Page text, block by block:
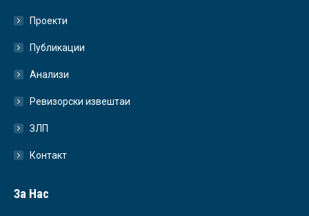
Проекти
Публикации
Анализи
Ревизорски извештаи
ЗЛП
Контакт
За Нас